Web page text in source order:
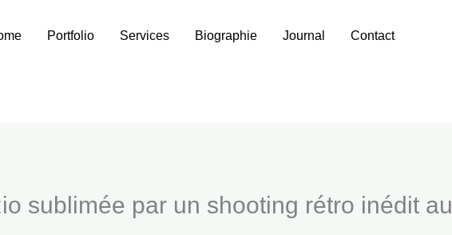
Portfolio Services Biographie Journal Contact
sublimée par un shooting rétro inédit au